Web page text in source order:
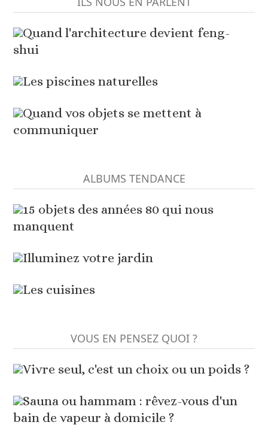
Quand l'architecture devient feng-
shui
Les piscines naturelles
Quand vos objets se mettent à
communiquer
ALBUMS TENDANCE
15 objets des années 80 qui nous
manquent
Illuminez votre jardin
Les cuisines
VOUS EN PENSEZ QUOI ?
Vivre seul, c'est un choix ou un poids ?
Sauna ou hammam : rêvez-vous d'un
bain de vapeur à domicile ?